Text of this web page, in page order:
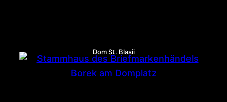
Dom St. Blasii